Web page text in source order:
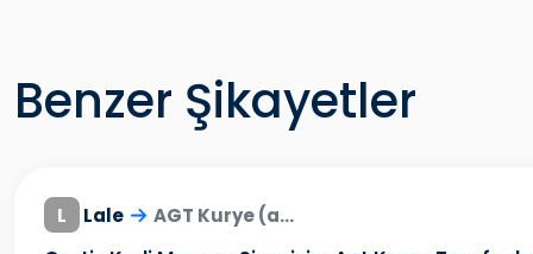
Benzer Şikayetler
L Lale AGT Kurye (a...